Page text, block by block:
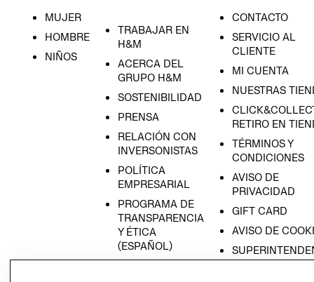
MUJER
HOMBRE
NIÑOS
TRABAJAR EN
H&M
ACERCA DEL
GRUPO H&M
SOSTENIBILIDAD
PRENSA
RELACIÓN CON
INVERSONISTAS
POLÍTICA
EMPRESARIAL
PROGRAMA DE
TRANSPARENCIA
Y ÉTICA
(ESPAÑOL)
CONTACTO
SERVICIO AL
CLIENTE
MI CUENTA
NUESTRAS
RETIRO EN
TÉRMINOS Y
CONDICIONES
AVISO DE
PRIVACIDAD
GIFT CARD
AVISO DE
DE INDUSTRIA Y